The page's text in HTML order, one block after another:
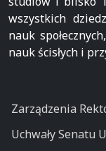
wszystkich
nauk
nauk ścisłych i
Zarządzenia
Uchwały Senatu